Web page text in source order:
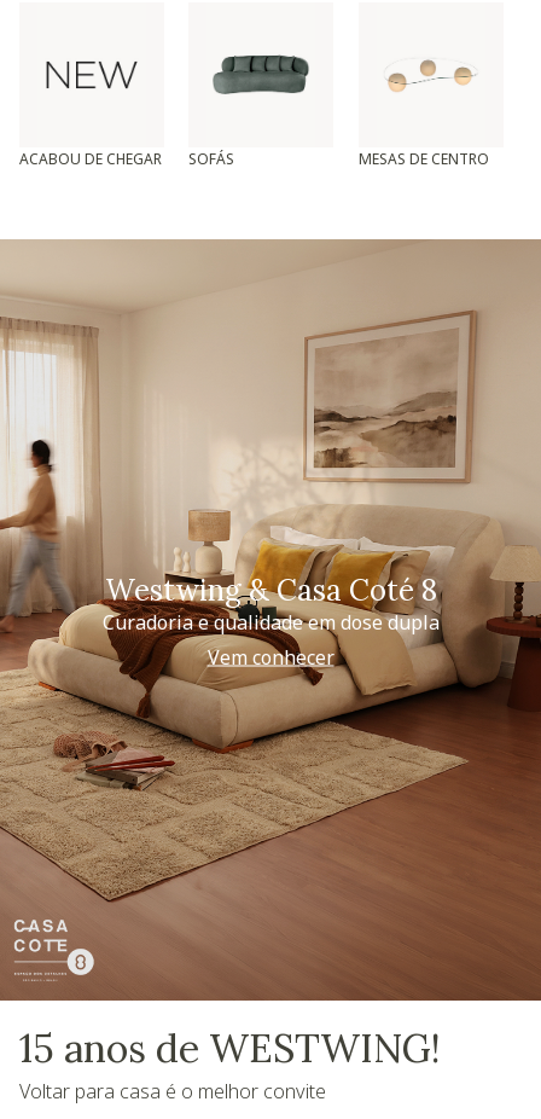
ACABOU DE CHEGAR SOFÁS MESAS DE CENTRO
Westwing & Casa Coté 8
Curadoria e qualidade em dose dupla
Vem conhecer
15 anos de WESTWING!
Voltar para casa é o melhor convite